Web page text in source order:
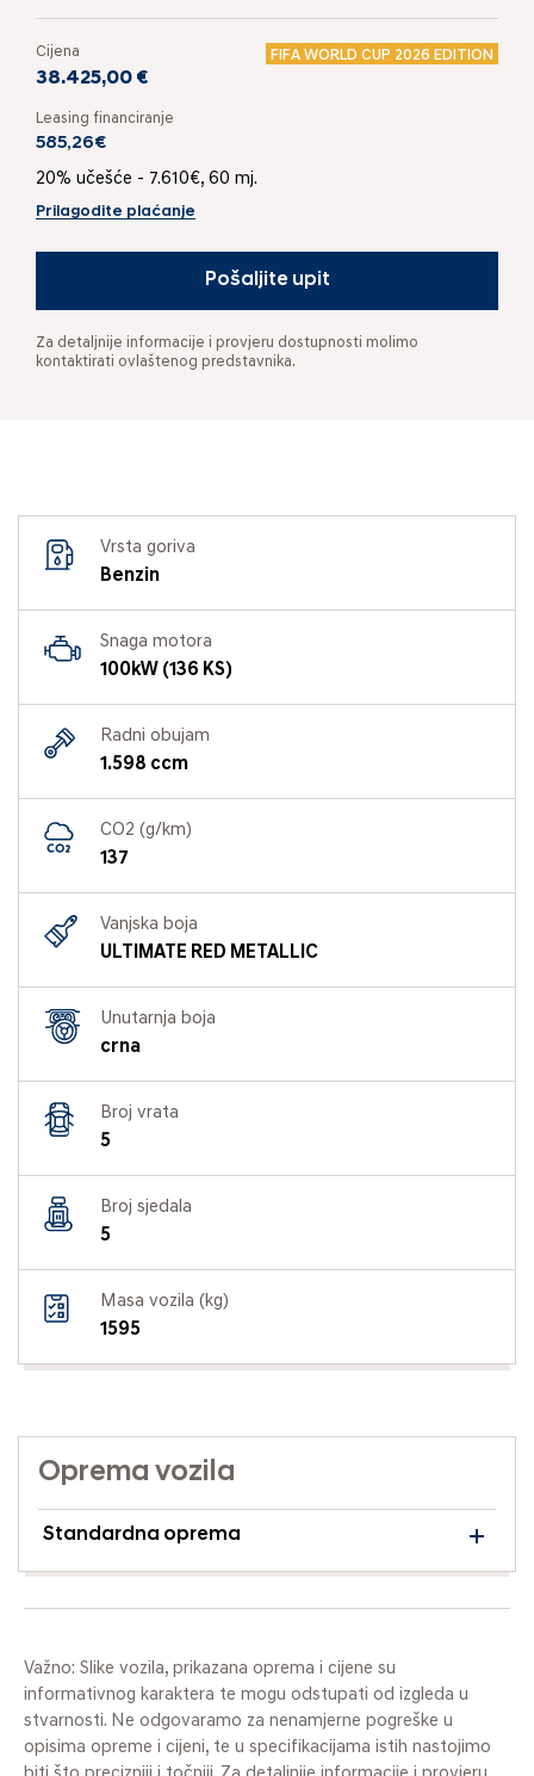
Cijena FIFA WORLD CUP 2026 EDITION
38.425,00 €
Leasing financiranje
585,26€
20% učešće - 7.610€, 60 mj.
Prilagodite plaćanje
Pošaljite upit
Za detaljnije informacije i provjeru dostupnosti molimo
kontaktirati ovlaštenog predstavnika.
Vrsta goriva
Benzin
Snaga motora
100kW (136 KS)
Radni obujam
1.598 ccm
CO2 (g/km)
137
Vanjska boja
ULTIMATE RED METALLIC
Unutarnja boja
crna
Broj vrata
5
Broj sjedala
5
Masa vozila (kg)
1595
Oprema vozila
Standardna oprema
Važno: Slike vozila, prikazana oprema i cijene su
informativnog karaktera te mogu odstupati od izgleda u
stvarnosti. Ne odgovaramo za nenamjerne pogreške u
opisima opreme i cijeni, te u specifikacijama istih nastojimo